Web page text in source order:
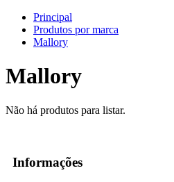
Principal
Produtos por marca
Mallory
Mallory
Não há produtos para listar.
Informações